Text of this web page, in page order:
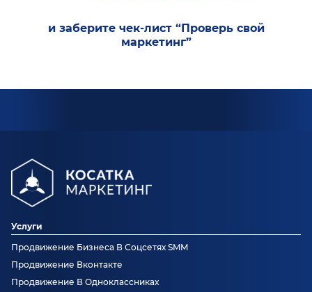
и заберите чек-лист “Проверь свой
маркетинг”
Услуги
Продвижение Бизнеса В Соцсетях SMM
Продвижение Вконтакте
Продвижение В Одноклассниках